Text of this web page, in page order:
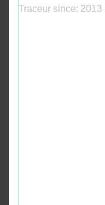
Traceur since: 2013